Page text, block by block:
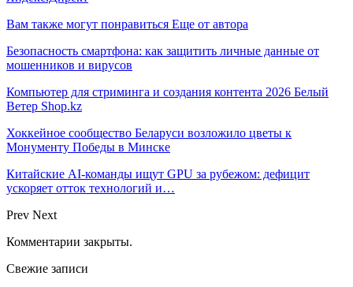
Вам также могут понравиться Еще от автора
Безопасность смартфона: как защитить личные данные от
мошенников и вирусов
Компьютер для стриминга и создания контента 2026 Белый
Ветер Shop.kz
Хоккейное сообщество Беларуси возложило цветы к
Монументу Победы в Минске
Китайские AI-команды ищут GPU за рубежом: дефицит
ускоряет отток технологий и…
Prev Next
Комментарии закрыты.
Свежие записи